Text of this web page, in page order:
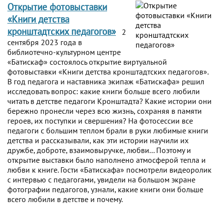
Открытие фотовыставки
«Книги детства
кронштадтских педагогов»
2
сентября 2023 года в
библиотечно-культурном центре
«Батискаф» состоялось открытие виртуальной
фотовыставки «Книги детства кронштадтских педагогов».
В год педагога и наставника экипаж «Батискафа» решил
исследовать вопрос: какие книги больше всего любили
читать в детстве педагоги Кронштадта? Какие истории они
бережно пронесли через всю жизнь, сохраняя в памяти
героев, их поступки и свершения? На фотосессии все
педагоги с большим теплом брали в руки любимые книги
детства и рассказывали, как эти истории научили их
дружбе, доброте, взаимовыручке, любви... Поэтому и
открытие выставки было наполнено атмосферой тепла и
любви к книге. Гости «Батискафа» посмотрели видеоролик
с интервью с педагогами, увидели на большом экране
фотографии педагогов, узнали, какие книги они больше
всего любили в детстве и почему.